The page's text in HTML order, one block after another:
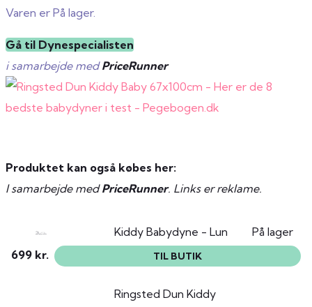
Varen er På lager.
Gå til Dynespecialisten
i samarbejde medPriceRunner
Produktet kan også købes her:
I samarbejde medPriceRunner. Links er reklame.
Kiddy Babydyne - Lun
På lager
699 kr.
TIL BUTIK
Ringsted Dun Kiddy